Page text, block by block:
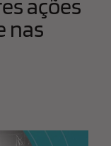
Se a sua
analisar
das
chega, os
ações
nas